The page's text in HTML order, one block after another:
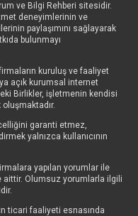
ve Bilgi Rehberi sitesidir.
deneyimlerinin ve
paylaşımını sağlayarak
bulunmayı
kuruluş ve faaliyet
açık kurumsal internet
Birlikler, işletmenin kendisi
garanti etmez,
yalnızca kullanıcının
yapılan yorumlar ile
Olumsuz yorumlarla ilgili
ticari faaliyeti esnasında